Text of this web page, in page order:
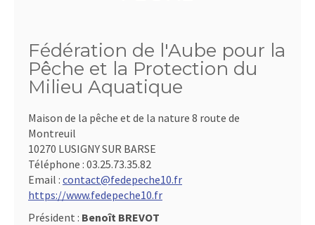
Fédération de l'Aube pour la
Pêche et la Protection du
Milieu Aquatique
Maison de la pêche et de la nature 8 route de
Montreuil
10270 LUSIGNY SUR BARSE
Téléphone : 03.25.73.35.82
Email : contact@fedepeche10.fr
https://www.fedepeche10.fr
Président : Benoît BREVOT